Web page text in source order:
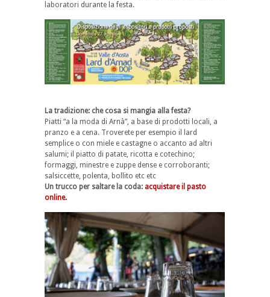
laboratori durante la festa.
La tradizione: che cosa si mangia alla festa?
Piatti “a la moda di Arnà”, a base di prodotti locali, a
pranzo e a cena. Troverete per esempio il lard
semplice o con miele e castagne o accanto ad altri
salumi; il piatto di patate, ricotta e cotechino;
formaggi, minestre e zuppe dense e corroboranti;
salsiccette, polenta, bollito etc etc
Un trucco per saltare la coda: acquistare il pasto
online.